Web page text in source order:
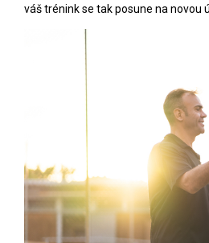
váš trénink se tak posune na novou